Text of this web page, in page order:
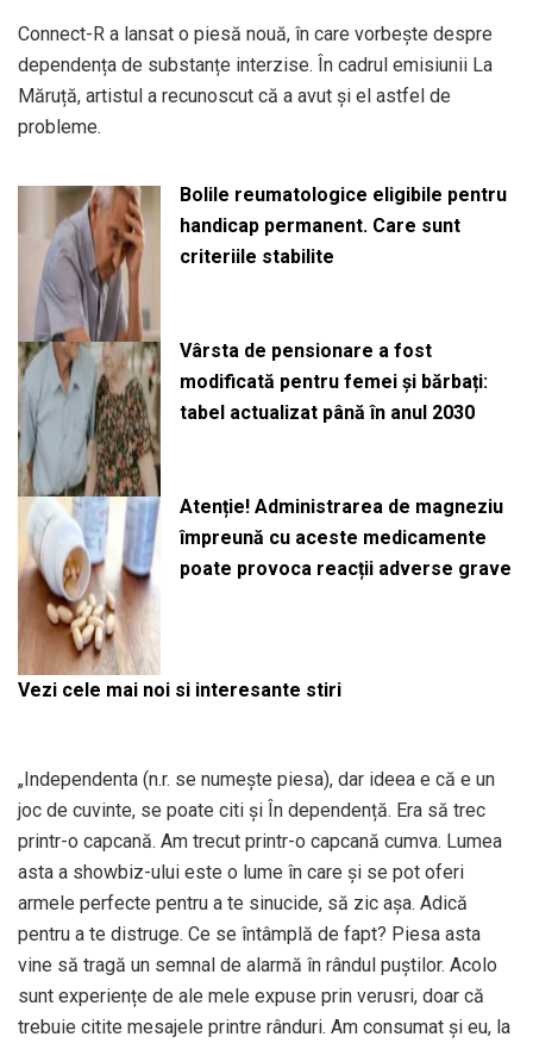
Connect-R a lansat o piesă nouă, în care vorbește despre
dependența de substanțe interzise. În cadrul emisiunii La
Măruță, artistul a recunoscut că a avut și el astfel de
probleme.
Bolile reumatologice eligibile pentru
handicap permanent. Care sunt
criteriile stabilite
Vârsta de pensionare a fost
modificată pentru femei și bărbați:
tabel actualizat până în anul 2030
Atenție! Administrarea de magneziu
împreună cu aceste medicamente
poate provoca reacții adverse grave
Vezi cele mai noi si interesante stiri
„Independenta (n.r. se numește piesa), dar ideea e că e un
joc de cuvinte, se poate citi și În dependență. Era să trec
printr-o capcană. Am trecut printr-o capcană cumva. Lumea
asta a showbiz-ului este o lume în care și se pot oferi
armele perfecte pentru a te sinucide, să zic așa. Adică
pentru a te distruge. Ce se întâmplă de fapt? Piesa asta
vine să tragă un semnal de alarmă în rândul puștilor. Acolo
sunt experiențe de ale mele expuse prin verusri, doar că
trebuie citite mesajele printre rânduri. Am consumat și eu, la